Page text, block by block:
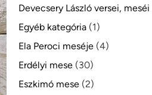
Devecsery László versei, meséi
Egyéb kategória (1)
Ela Peroci meséje (4)
Erdélyi mese (30)
Eszkimó mese (2)